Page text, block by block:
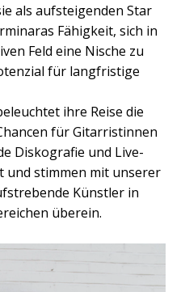
als aufsteigenden Star
Fähigkeit, sich in
Feld eine Nische zu
für langfristige
ihre Reise die
für Gitarristinnen
Diskografie und Live-
und stimmen mit unserer
Künstler in
überein.